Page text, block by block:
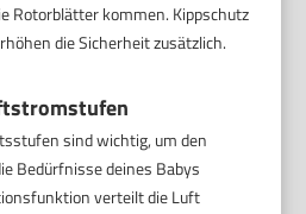
Rotorblätter kommen. Kippschutz
die Sicherheit zusätzlich.
sind wichtig, um den
Bedürfnisse deines Babys
verteilt die Luft